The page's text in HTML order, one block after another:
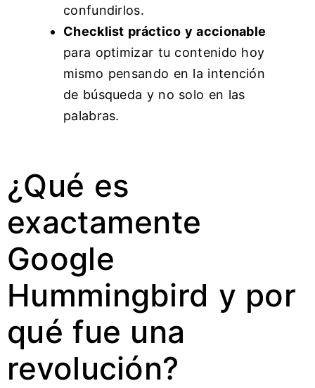
confundirlos.
Checklist práctico y accionable
para optimizar tu contenido hoy
mismo pensando en la intención
de búsqueda y no solo en las
palabras.
¿Qué es
exactamente
Google
Hummingbird y por
qué fue una
revolución?